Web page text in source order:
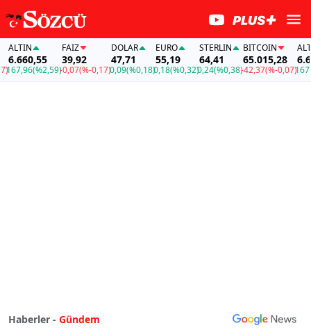
ALTIN
6.660,55
(%2,59)
FAİZ
39,92
-0,07(%-0,17)
DOLAR
47,71
0,09(%0,18)
EURO
55,19
0,18(%0,32)
STERLIN
64,41
0,24(%0,38)
BITCOIN
65.015,28
-42,37(%-0,07)
Haberler - Gündem